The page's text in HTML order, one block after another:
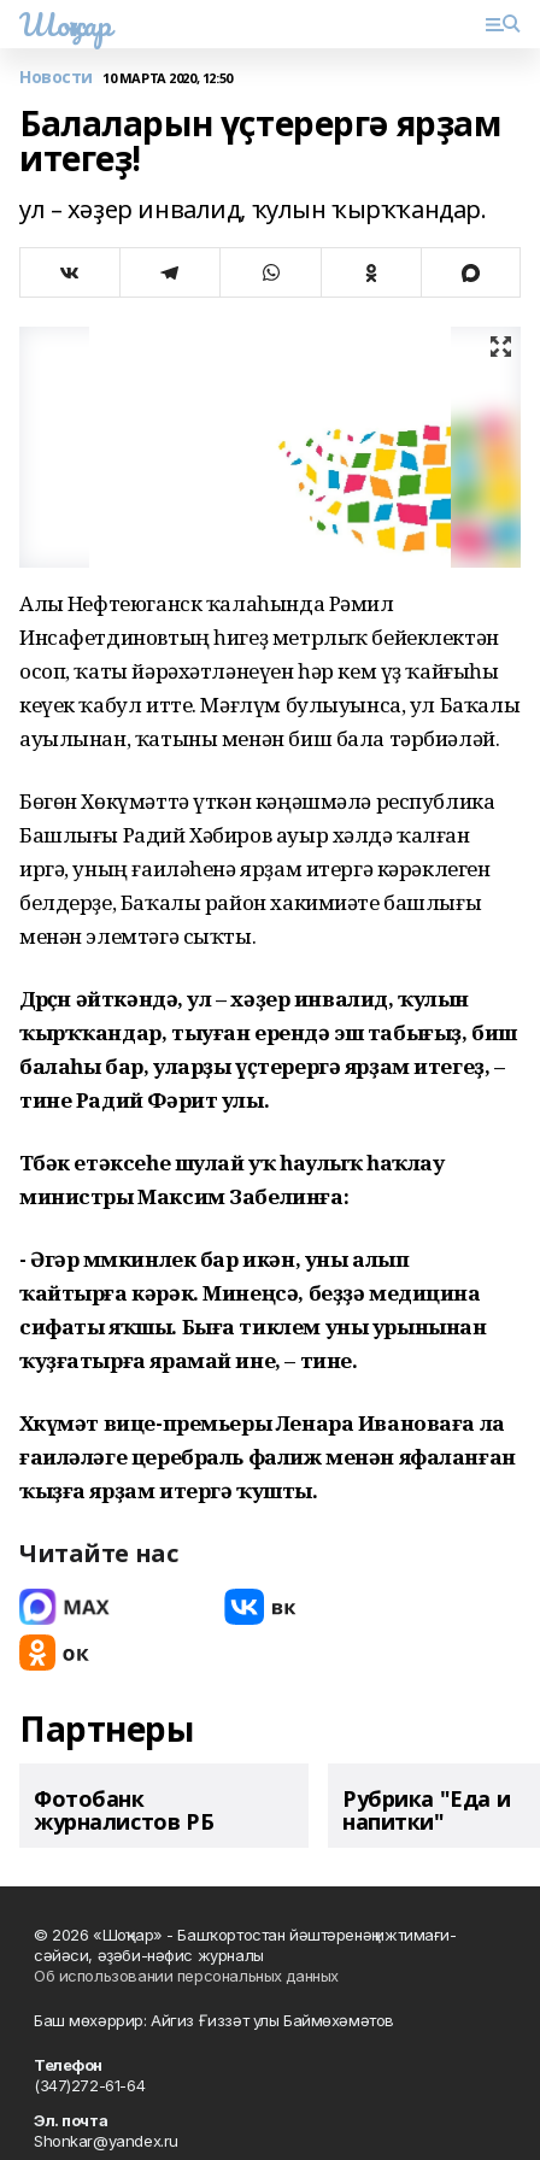
Шоңҡар
Новости 10 МАРТА 2020, 12:50
Балаларын үҫтерергә ярҙам
итегеҙ!
ул – хәҙер инвалид, ҡулын ҡырҡҡандар.
Алыҫ Нефтеюганск ҡалаһында Рәмил
Инсафетдиновтың һигеҙ метрлыҡ бейеклектән
осоп, ҡаты йәрәхәтләнеүен һәр кем үҙ ҡайғыһы
кеүек ҡабул итте. Мәғлүм булыуынса, ул Баҡалы
ауылынан, ҡатыны менән биш бала тәрбиәләй.
Бөгөн Хөкүмәттә үткән кәңәшмәлә республика
Башлығы Радий Хәбиров ауыр хәлдә ҡалған
иргә, уның ғаиләһенә ярҙам итергә кәрәклеген
белдерҙе, Баҡалы район хакимиәте башлығы
менән элемтәгә сыҡты.
Дөрөҫөн әйткәндә, ул – хәҙер инвалид, ҡулын
ҡырҡҡандар, тыуған ерендә эш табығыҙ, биш
балаһы бар, уларҙы үҫтерергә ярҙам итегеҙ, –
тине Радий Фәрит улы.
Төбәк етәксеһе шулай уҡ һаулыҡ һаҡлау
министры Максим Забелинға:
- Әгәр мөмкинлек бар икән, уны алып
ҡайтырға кәрәк. Минеңсә, беҙҙә медицина
сифаты яҡшы. Быға тиклем уны урынынан
ҡуҙғатырға ярамай ине, – тине.
Хөкүмәт вице-премьеры Ленара Ивановаға ла
ғаиләләге церебраль фалиж менән яфаланған
ҡыҙға ярҙам итергә ҡушты.
Читайте нас
Партнеры
Фотобанк
журналистов РБ
Рубрика "Еда и
напитки"
© 2026 «Шоңҡар» - Башҡортостан йәштәренәң ижтимағи-
сәйәси, әҙәби-нәфис журналы
Об использовании персональных данных
Баш мөхәррир: Айгиз Ғиззәт улы Баймөхәмәтов
Телефон
(347)272-61-64
Эл. почта
Shonkar@yandex.ru